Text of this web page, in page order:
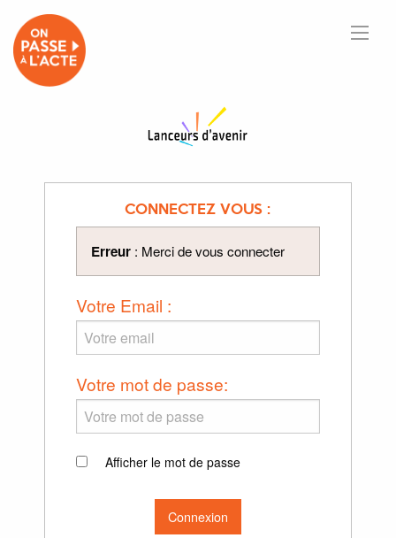
CONNECTEZ VOUS :
Erreur: Merci de vous connecter
Votre Email :
Votre mot de passe:
Afficher le mot de passe